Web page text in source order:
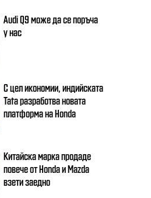
Audi Q9 може да се поръча
у нас
С цел икономии, индийската
Tata разработва новата
платформа на Honda
Китайска марка продаде
повече от Honda и Mazda
взети заедно